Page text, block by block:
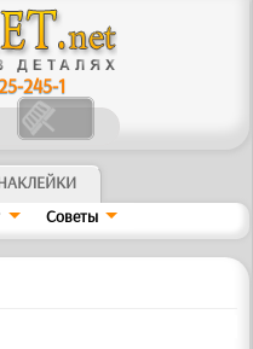
245-1
Советы